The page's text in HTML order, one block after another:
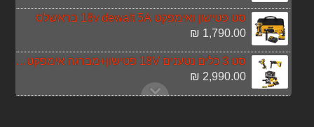
סט פטישון ואימפקט 18v dewalt 5A בראשלס
1,790.00 ₪
סט 3 כלים נטענים 18V פטישון+מברגה אימפקט+משחזת זוית
2,990.00 ₪